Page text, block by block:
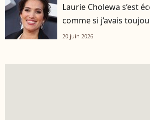
Laurie Cholewa s’est
comme si j’avais
20 juin 2026